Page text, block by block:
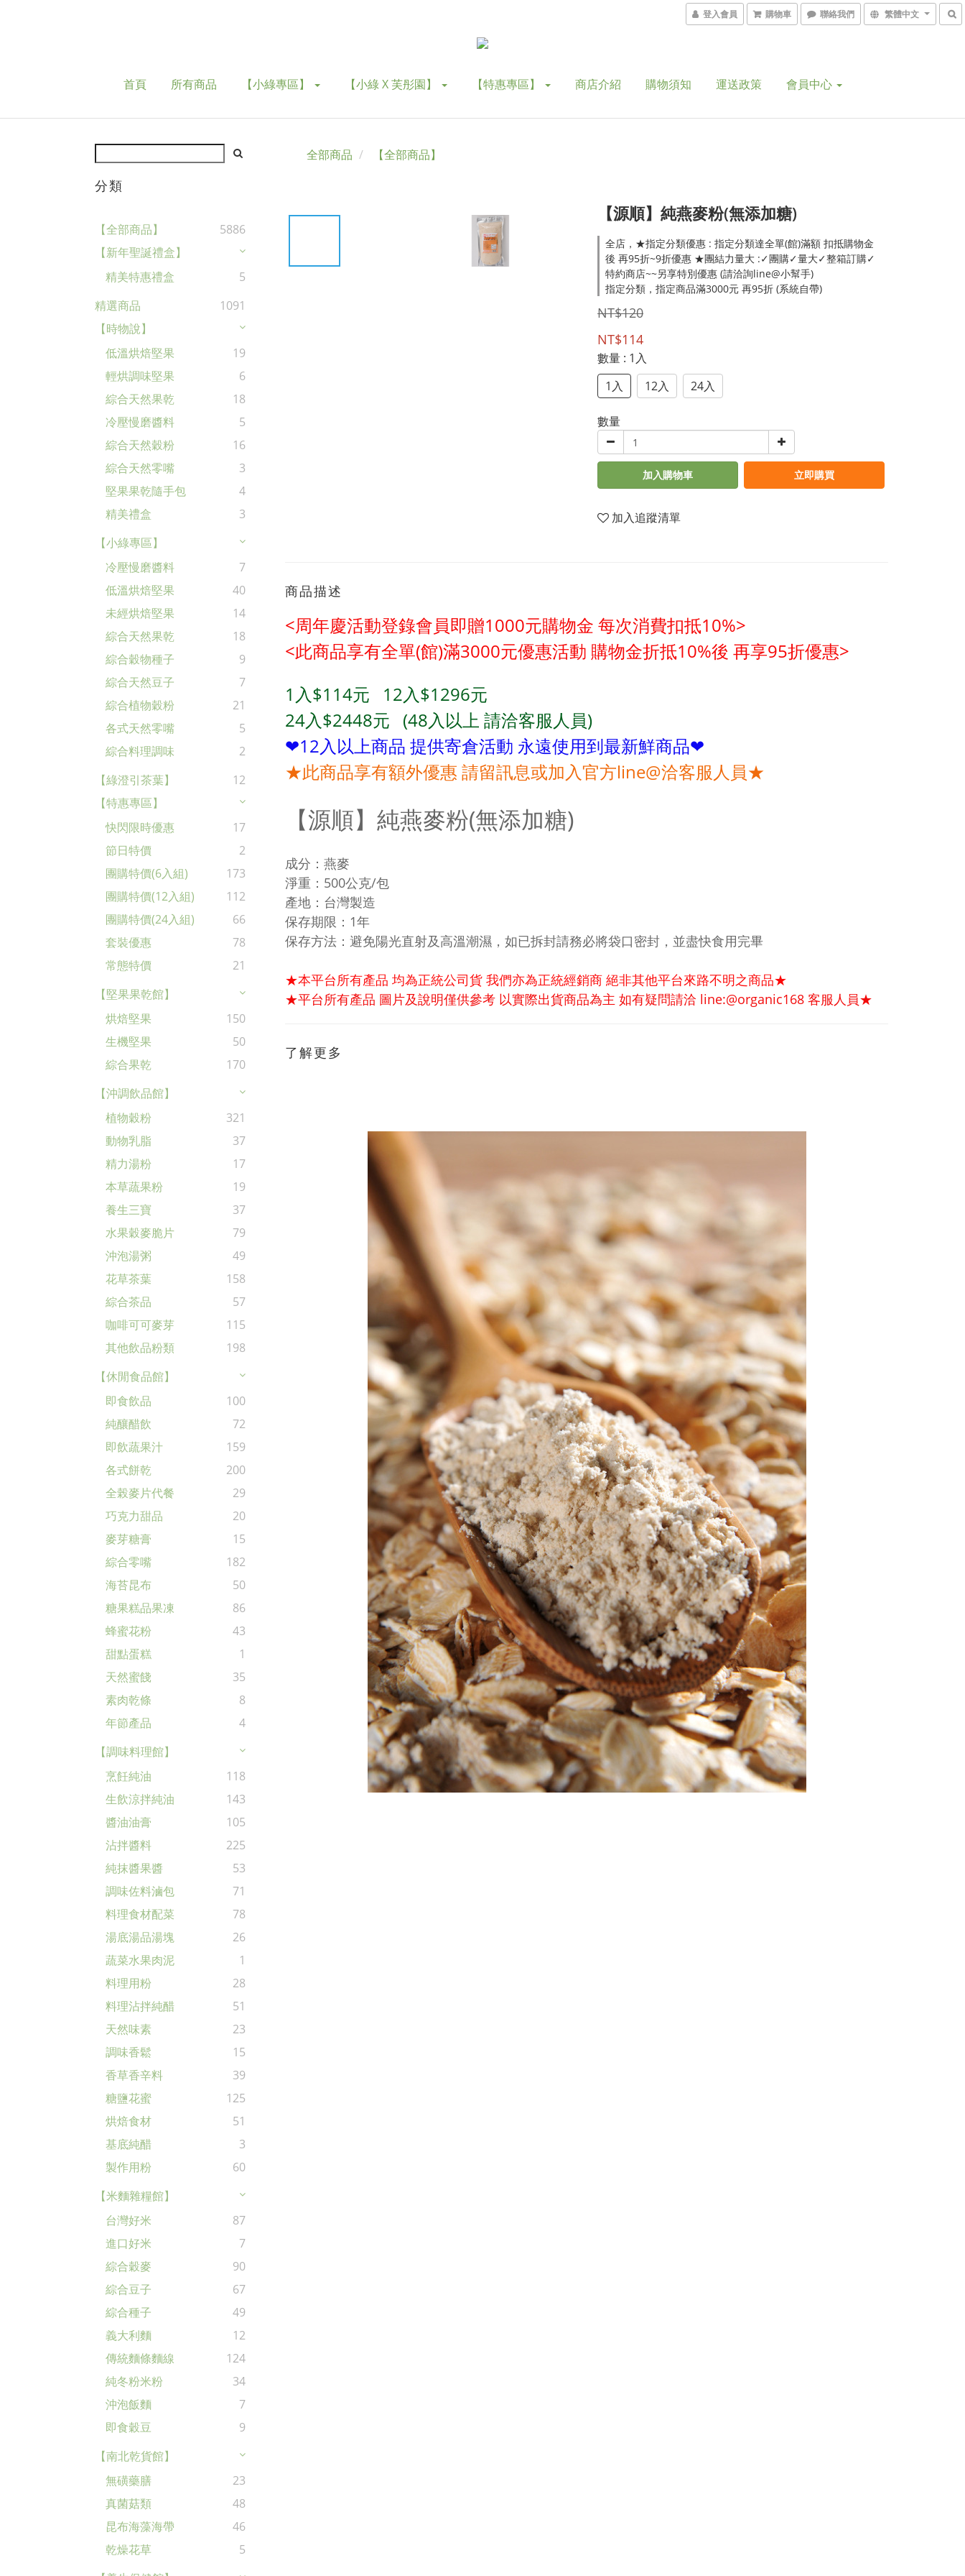
登入會員 購物車 聯絡我們 繁體中文
首頁 所有商品 【小綠專區】 【小綠 X 芙彤園】 【特惠專區】 商店介紹 購物須知 運送政策 會員中心
分類
【全部商品】
5886
【新年聖誕禮盒】
精美特惠禮盒
5
精選商品
1091
【時物說】
低溫烘焙堅果
19
輕烘調味堅果
6
綜合天然果乾
18
冷壓慢磨醬料
5
綜合天然穀粉
16
綜合天然零嘴
3
堅果果乾隨手包
4
精美禮盒
3
【小綠專區】
冷壓慢磨醬料
7
低溫烘焙堅果
40
未經烘焙堅果
14
綜合天然果乾
18
綜合穀物種子
9
綜合天然豆子
7
綜合植物穀粉
21
各式天然零嘴
5
綜合料理調味
2
【綠澄引茶葉】
12
【特惠專區】
快閃限時優惠
17
節日特價
2
團購特價(6入組)
173
團購特價(12入組)
112
團購特價(24入組)
66
套裝優惠
78
常態特價
21
【堅果果乾館】
烘焙堅果
150
生機堅果
50
綜合果乾
170
【沖調飲品館】
植物穀粉
321
動物乳脂
37
精力湯粉
17
本草蔬果粉
19
養生三寶
37
水果穀麥脆片
79
沖泡湯粥
49
花草茶葉
158
綜合茶品
57
咖啡可可麥芽
115
其他飲品粉類
198
【休閒食品館】
即食飲品
100
純釀醋飲
72
即飲蔬果汁
159
各式餅乾
200
全榖麥片代餐
29
巧克力甜品
20
麥芽糖膏
15
綜合零嘴
182
海苔昆布
50
糖果糕品果凍
86
蜂蜜花粉
43
甜點蛋糕
1
天然蜜餞
35
素肉乾條
8
年節產品
4
【調味料理館】
烹飪純油
118
生飲涼拌純油
143
醬油油膏
105
沾拌醬料
225
純抹醬果醬
53
調味佐料滷包
71
料理食材配菜
78
湯底湯品湯塊
26
蔬菜水果肉泥
1
料理用粉
28
料理沾拌純醋
51
天然味素
23
調味香鬆
15
香草香辛料
39
糖鹽花蜜
125
烘焙食材
51
基底純醋
3
製作用粉
60
【米麵雜糧館】
台灣好米
87
進口好米
7
綜合穀麥
90
綜合豆子
67
綜合種子
49
義大利麵
12
傳統麵條麵線
124
純冬粉米粉
34
沖泡飯麵
7
即食穀豆
9
【南北乾貨館】
無磺藥膳
23
真菌菇類
48
昆布海藻海帶
46
乾燥花草
5
全部商品 【全部商品】
【源順】純燕麥粉(無添加糖)
全店，★指定分類優惠 : 指定分類達全單(館)滿額 扣抵購物金
後 再95折~9折優惠 ★團結力量大 :✓團購✓量大✓整箱訂購✓
特約商店~~另享特別優惠 (請洽詢line@小幫手)
指定分類，指定商品滿3000元 再95折 (系統自帶)
NT$120
NT$114
數量 : 1入
1入
12入 24入
數量
加入購物車 立即購買
加入追蹤清單
商品描述
<周年慶活動登錄會員即贈1000元購物金 每次消費扣抵10%>
<此商品享有全單(館)滿3000元優惠活動 購物金折抵10%後 再享95折優惠>
1入$114元 12入$1296元
24入$2448元 (48入以上 請洽客服人員)
❤12入以上商品 提供寄倉活動 永遠使用到最新鮮商品❤
★此商品享有額外優惠 請留訊息或加入官方line@洽客服人員★
【源順】純燕麥粉(無添加糖)
成分：燕麥
淨重：500公克/包
產地：台灣製造
保存期限：1年
保存方法：避免陽光直射及高溫潮濕，如已拆封請務必將袋口密封，並盡快食用完畢
★本平台所有產品 均為正統公司貨 我們亦為正統經銷商 絕非其他平台來路不明之商品★
★平台所有產品 圖片及說明僅供參考 以實際出貨商品為主 如有疑問請洽 line:@organic168 客服人員★
了解更多